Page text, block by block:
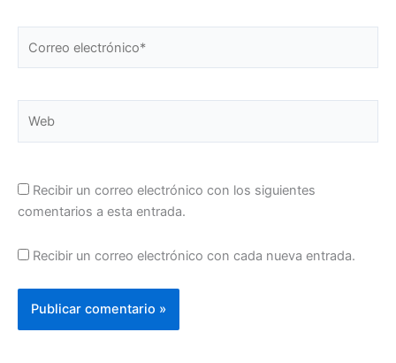
electrónico*
Recibir un correo electrónico con los siguientes
comentarios a esta entrada.
Recibir un correo electrónico con cada nueva entrada.